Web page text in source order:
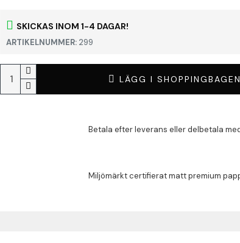
SKICKAS INOM 1-4 DAGAR!
ARTIKELNUMMER: 299
LÄGG I SHOPPINGBAGEN